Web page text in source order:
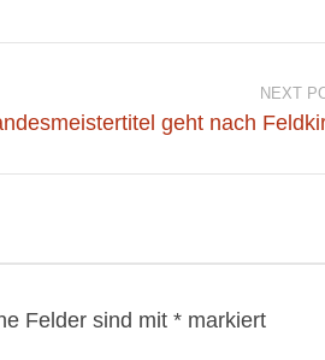
NEXT
geht nach
Felder sind mit * markiert